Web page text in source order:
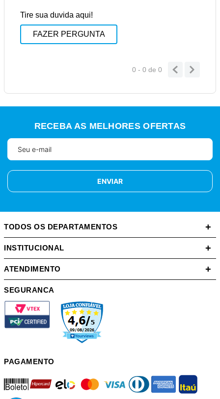
Tire sua duvida aqui!
FAZER PERGUNTA
0 - 0 de 0
RECEBA AS MELHORES OFERTAS
ENVIAR
TODOS OS DEPARTAMENTOS +
INSTITUCIONAL +
ATENDIMENTO +
SEGURANCA
PAGAMENTO
boleto mastercard diners american itau